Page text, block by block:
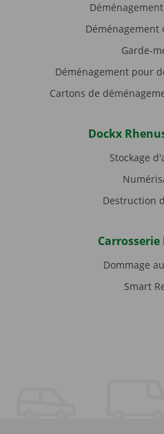
Déménagement
Garde-
Déménagement pour
Cartons de
Dockx
Stockage
Destruction
Dommage
Smart